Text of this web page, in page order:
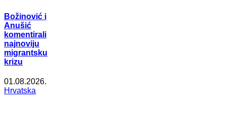
Božinović i
Anušić
komentirali
najnoviju
migrantsku
krizu
01.08.2026.
Hrvatska